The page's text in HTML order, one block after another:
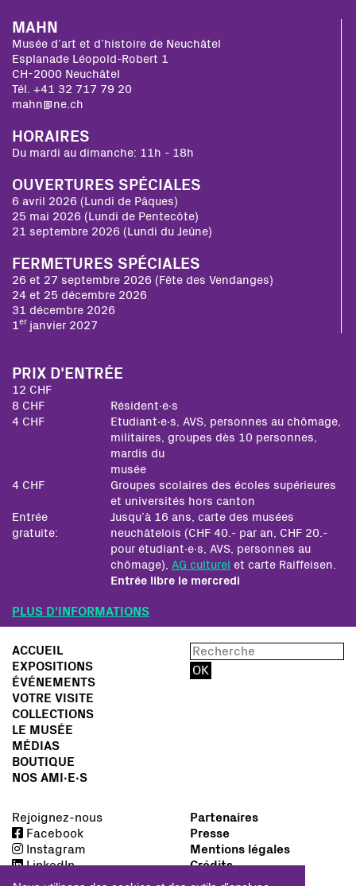
MAHN
Musée d’art et d’histoire de Neuchâtel
Esplanade Léopold-Robert 1
CH-2000 Neuchâtel
Tél. +41 32 717 79 20
mahn@ne.ch
HORAIRES
Du mardi au dimanche: 11h - 18h
OUVERTURES SPÉCIALES
6 avril 2026 (Lundi de Pâques)
25 mai 2026 (Lundi de Pentecôte)
21 septembre 2026 (Lundi du Jeûne)
FERMETURES SPÉCIALES
26 et 27 septembre 2026 (Fête des Vendanges)
24 et 25 décembre 2026
31 décembre 2026
1er janvier 2027
PRIX D'ENTRÉE
12 CHF
8 CHF
Résident∙e∙s
4 CHF
Etudiant∙e∙s, AVS, personnes au chômage,
militaires, groupes dès 10 personnes,
mardis du
musée
4 CHF
Groupes scolaires des écoles supérieures
et universités hors canton
Entrée
gratuite:
Jusqu’à 16 ans, carte des musées
neuchâtelois (CHF 40.- par an, CHF 20.-
pour étudiant∙e∙s, AVS, personnes au
chômage), AG culturel et carte Raiffeisen.
Entrée libre le mercredi
PLUS D'INFORMATIONS
ACCUEIL
EXPOSITIONS
ÉVÉNEMENTS
VOTRE VISITE
COLLECTIONS
LE MUSÉE
MÉDIAS
BOUTIQUE
NOS AMI∙E∙S
Rejoignez-nous
Facebook
Instagram
LinkedIn
Partenaires
Presse
Mentions légales
Crédits